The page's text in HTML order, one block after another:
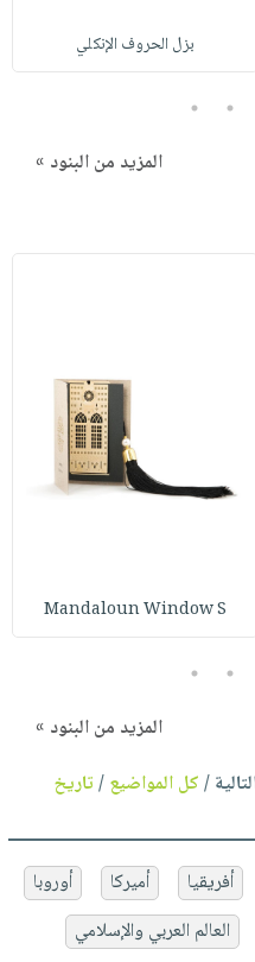
بزل الحروف الإنكلي
4
5
المزيد من البنود »
Mandaloun Window S
4
5
المزيد من البنود »
/كل المواضيع/تاريخ
أفريقيا أميركا
أوروبا
العالم العربي والإسلامي